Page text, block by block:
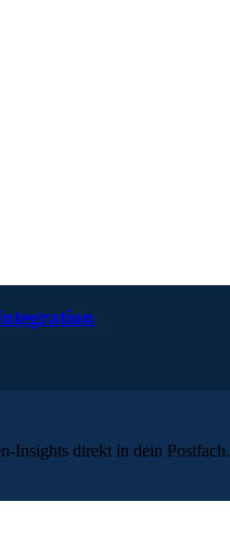
Insights direkt in dein Postfach.